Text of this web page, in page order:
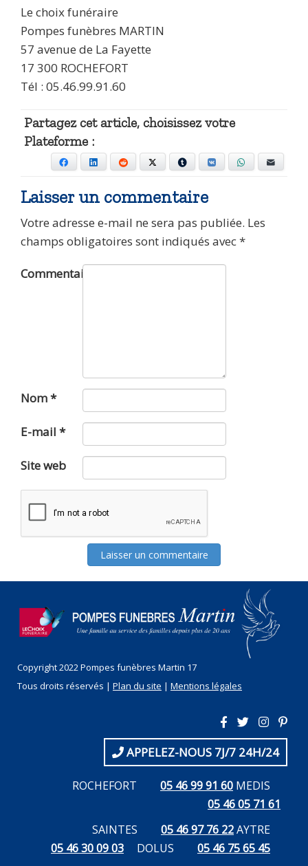
Le choix funéraire
Pompes funèbres MARTIN
57 avenue de La Fayette
17 300 ROCHEFORT
Tél : 05.46.99.91.60
Partagez cet article, choisissez votre
Plateforme :
Facebook LinkedIn Reddit Tumblr VKontakte WhatsApp
Laisser un commentaire
Votre adresse e-mail ne sera pas publiée. Les
champs obligatoires sont indiqués avec*
Commentaire
Nom*
E-mail *
Site web
Copyright 2022 Pompes funèbres Martin 17
Tous droits réservés | Plan du site | Mentions légales
APPELEZ-NOUS 7J/7 24H/24
ROCHEFORT 05 46 99 91 60 MEDIS
05 46 05 71 61
SAINTES
05 46 97 76 22AYTRE
05 46 30 09 03
DOLUS 05 46 75 65 45